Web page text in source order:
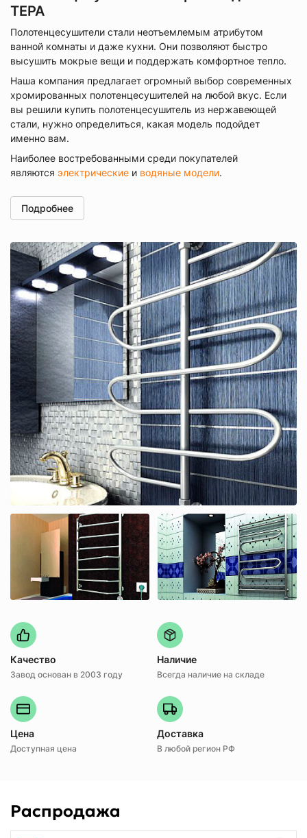
ТЕРА
Полотенцесушители стали неотъемлемым атрибутом
ванной комнаты и даже кухни. Они позволяют быстро
высушить мокрые вещи и поддержать комфортное тепло.
Наша компания предлагает огромный выбор современных
хромированных полотенцесушителей на любой вкус. Если
вы решили купить полотенцесушитель из нержавеющей
стали, нужно определиться, какая модель подойдет
именно вам.
Наиболее востребованными среди покупателей
являются электрические и водяные модели.
Подробнее
Качество
Завод основан в 2003 году
Наличие
Всегда наличие на складе
Цена
Доступная цена
Доставка
В любой регион РФ
Распродажа